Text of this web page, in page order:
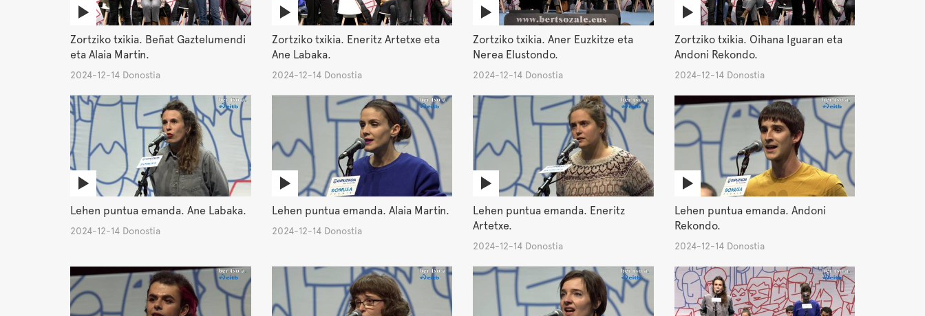
Zortziko txikia. Beñat Gaztelumendi
eta Alaia Martin.
2024-12-14 Donostia
Zortziko txikia. Eneritz Artetxe eta
Ane Labaka.
2024-12-14 Donostia
Zortziko txikia. Aner Euzkitze eta
Nerea Elustondo.
2024-12-14 Donostia
Zortziko txikia. Oihana Iguaran eta
Andoni Rekondo.
2024-12-14 Donostia
Lehen puntua emanda. Ane Labaka.
2024-12-14 Donostia
Lehen puntua emanda. Alaia Martin.
2024-12-14 Donostia
Lehen puntua emanda. Eneritz
Artetxe.
2024-12-14 Donostia
Lehen puntua emanda. Andoni
Rekondo.
2024-12-14 Donostia